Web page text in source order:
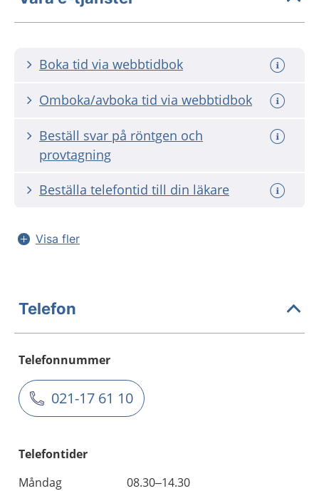
Boka tid via webbtidbok
Omboka/avboka tid via webbtidbok
Beställ svar på röntgen och
provtagning
Beställa telefontid till din läkare
Visa fler
Telefon
Telefonnummer
021-17 61 10
Telefontider
Måndag
08.30–14.30